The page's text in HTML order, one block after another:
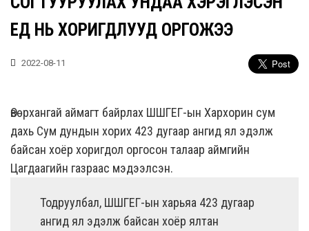
ҮЕД НЬ ХОРИГДЛУУД ОРГОЖЭЭ
2022-08-11
Өвөрхангай аймагт байрлах ШШГЕГ-ын Хархорин сум
дахь Сум дундын хорих 423 дугаар ангид ял эдэлж
байсан хоёр хоригдол оргосон талаар аймгийн
Цагдаагийн газраас мэдээлсэн.
Тодруулбал, ШШГЕГ-ын харьяа 423 дугаар
ангид ял эдэлж байсан хоёр ялтан